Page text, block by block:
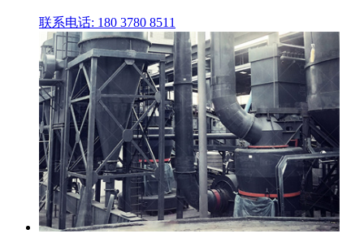
联系电话: 180 3780 8511